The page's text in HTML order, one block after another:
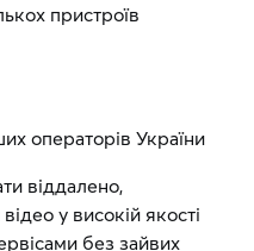
пристроїв
операторів України
віддалено,
у високій якості
без зайвих